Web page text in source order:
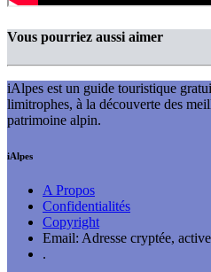
Vous pourriez aussi aimer
iAlpes est un guide touristique
limitrophes, à la découverte des
patrimoine alpin.
iAlpes
A Propos
Confidentialités
Copyright
Email: Adresse cryptée,
.